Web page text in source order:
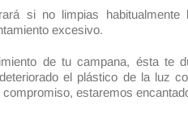
si no limpias
excesivo.
de tu campana, ésta te
el plástico de la luz
estaremos